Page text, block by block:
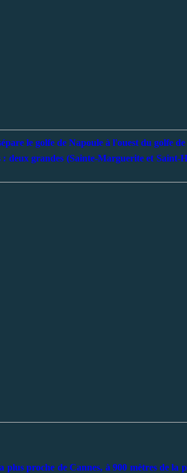
le golfe de Napoule à l'ouest du golfe
: deux grandes (Sainte-Marguerite et Saint-
proche de Cannes, à 900 mètres de la